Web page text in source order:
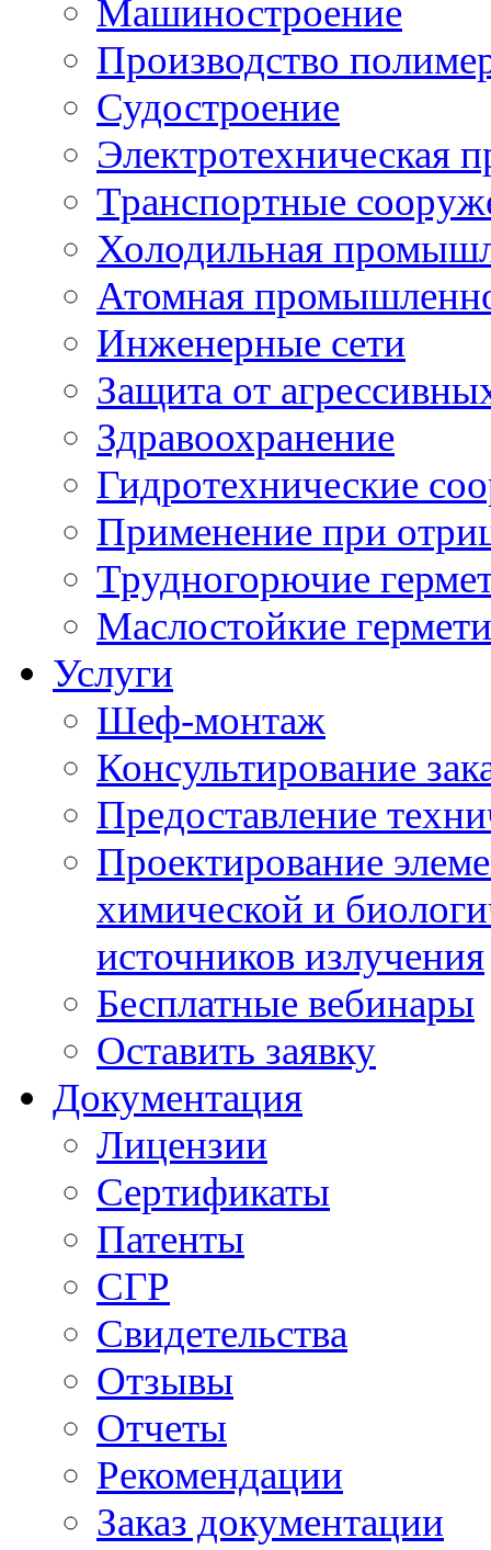
Машиностроение
Производство
Судостроение
Электротехническая
Транспортные
Холодильная
Атомная
Инженерные сети
Защита от
Здравоохранение
Гидротехнические
Применение при
Трудногорючие
Маслостойкие
Услуги
Шеф-монтаж
Консультирование
Предоставление
Проектирование
химической и
источников излучения
Бесплатные вебинары
Оставить заявку
Документация
Лицензии
Сертификаты
Патенты
СГР
Свидетельства
Отзывы
Отчеты
Рекомендации
Заказ документации